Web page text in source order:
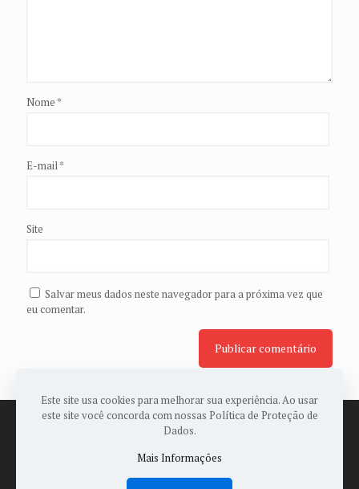
Nome *
E-mail*
Site
Salvar meus dados neste navegador para a próxima vez que
eu comentar.
© 2022 Todos os Direitos Reservados a ASSOPAES -
Desenvolvido por:Sales Publicidade
Este site usa cookies para melhorar sua experiência. Ao usar
este site você concorda com nossas Política de Proteção de
Dados.
Mais Informações